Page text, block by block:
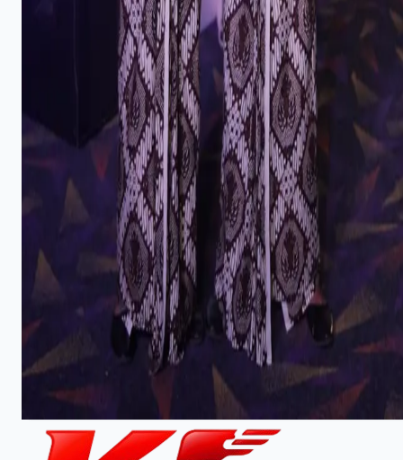
Anugerah Hari Guru Nasional
Anugerah Penggerak Nusantara 2025
Asep Saepudin Jahar #Asshiddiqiyyah #Bahasa Inggris
Basnang Said
Beasiswa
Beasiswa Indonesia Bangkit
Kategori
1113
15
54
Gaya Hidup 2
Internasional4
Madrasah6
142
Perguruan Tinggi26
Pesantren
Tokoh